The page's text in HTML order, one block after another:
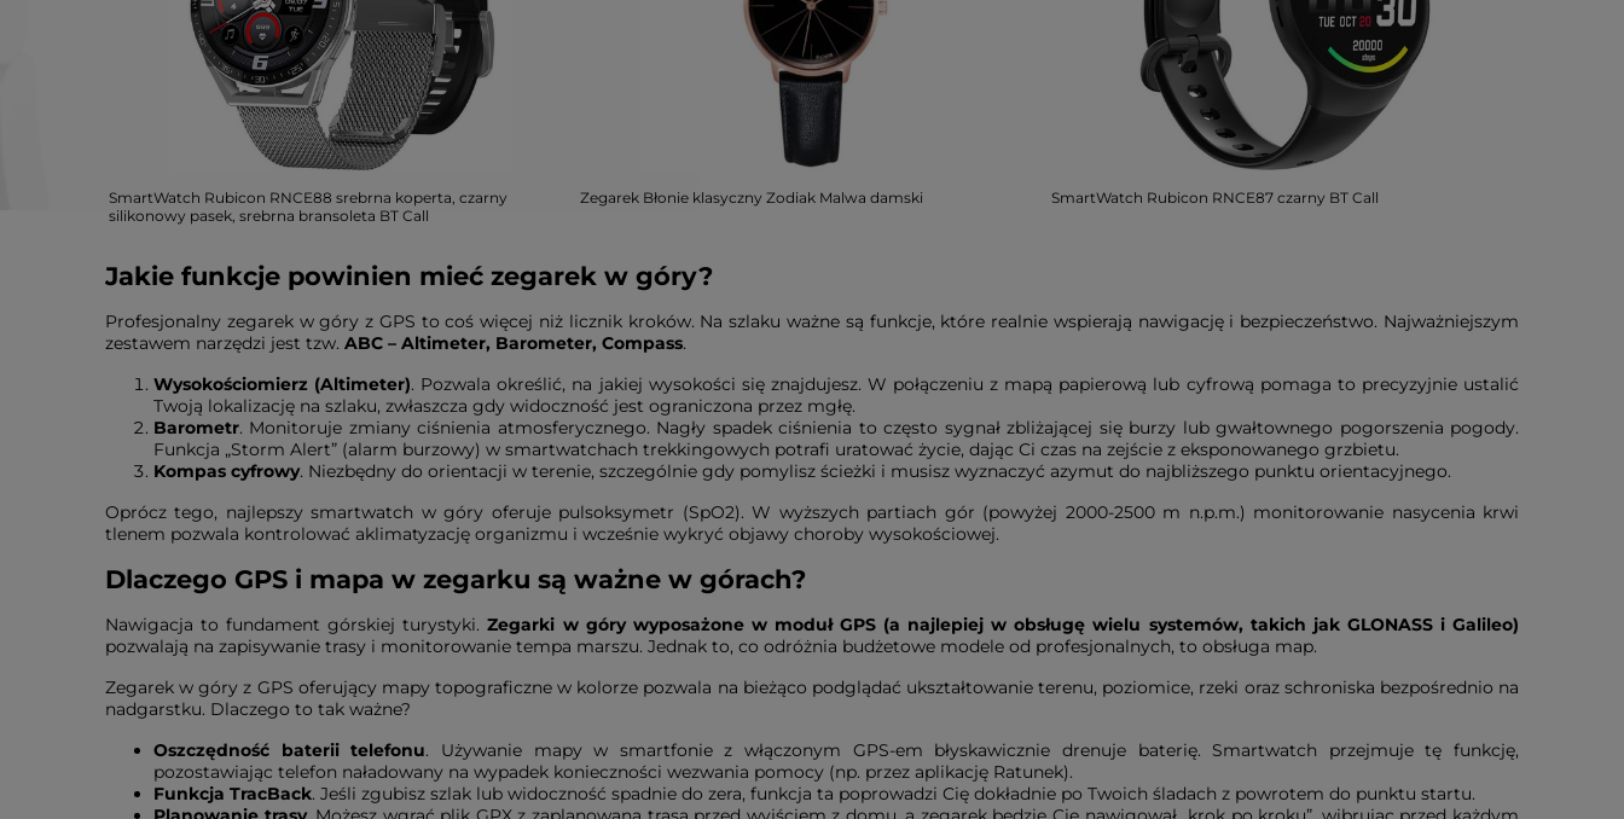
SmartWatch Rubicon RNCE88 srebrna koperta, czarny
silikonowy pasek, srebrna bransoleta BT Call
Zegarek Błonie klasyczny Zodiak Malwa damski SmartWatch Rubicon RNCE87 czarny BT Call
Jakie funkcje powinien mieć zegarek w góry?
Profesjonalny zegarek w góry z GPS to coś więcej niż licznik kroków. Na szlaku ważne są funkcje, które realnie wspierają nawigację i bezpieczeństwo. Najważniejszym
zestawem narzędzi jest tzw. ABC – Altimeter, Barometer, Compass.
Wysokościomierz (Altimeter). Pozwala określić, na jakiej wysokości się znajdujesz. W połączeniu z mapą papierową lub cyfrową pomaga to precyzyjnie ustalić
Twoją lokalizację na szlaku, zwłaszcza gdy widoczność jest ograniczona przez mgłę.
Barometr. Monitoruje zmiany ciśnienia atmosferycznego. Nagły spadek ciśnienia to często sygnał zbliżającej się burzy lub gwałtownego pogorszenia pogody.
Funkcja „Storm Alert” (alarm burzowy) w smartwatchach trekkingowych potrafi uratować życie, dając Ci czas na zejście z eksponowanego grzbietu.
Kompas cyfrowy. Niezbędny do orientacji w terenie, szczególnie gdy pomylisz ścieżki i musisz wyznaczyć azymut do najbliższego punktu orientacyjnego.
Oprócz tego, najlepszy smartwatch w góry oferuje pulsoksymetr (SpO2). W wyższych partiach gór (powyżej 2000-2500 m n.p.m.) monitorowanie nasycenia krwi
tlenem pozwala kontrolować aklimatyzację organizmu i wcześnie wykryć objawy choroby wysokościowej.
Dlaczego GPS i mapa w zegarku są ważne w górach?
Nawigacja to fundament górskiej turystyki.Zegarki w góry wyposażone w moduł GPS (a najlepiej w obsługę wielu systemów, takich jak GLONASS i Galileo)
pozwalają na zapisywanie trasy i monitorowanie tempa marszu. Jednak to, co odróżnia budżetowe modele od profesjonalnych, to obsługa map.
Zegarek w góry z GPS oferujący mapy topograficzne w kolorze pozwala na bieżąco podglądać ukształtowanie terenu, poziomice, rzeki oraz schroniska bezpośrednio na
nadgarstku. Dlaczego to tak ważne?
Oszczędność baterii telefonu. Używanie mapy w smartfonie z włączonym GPS-em błyskawicznie drenuje baterię. Smartwatch przejmuje tę funkcję,
pozostawiając telefon naładowany na wypadek konieczności wezwania pomocy (np. przez aplikację Ratunek).
Funkcja TracBack. Jeśli zgubisz szlak lub widoczność spadnie do zera, funkcja ta poprowadzi Cię dokładnie po Twoich śladach z powrotem do punktu startu.